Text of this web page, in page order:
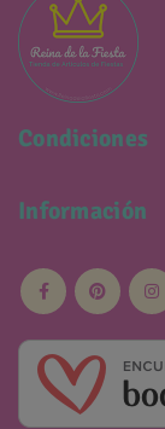
Condiciones
Información